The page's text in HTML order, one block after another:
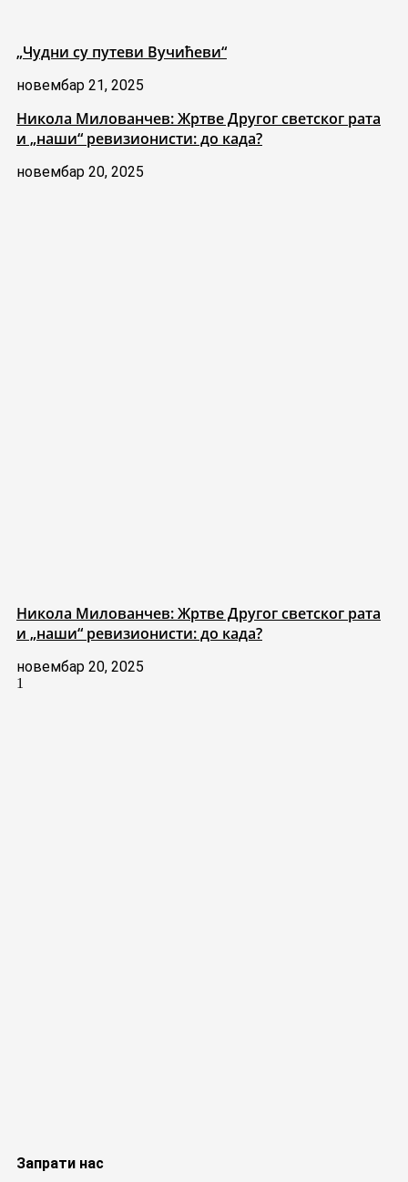
„Чудни су путеви Вучићеви“
новембар 21, 2025
Никола Милованчев: Жртве Другог светског рата
и „наши“ ревизионисти: до када?
новембар 20, 2025
Никола Милованчев: Жртве Другог светског рата
и „наши“ ревизионисти: до када?
новембар 20, 2025
Запрати нас